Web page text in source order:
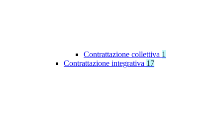
Contrattazione collettiva 1
Contrattazione integrativa 17